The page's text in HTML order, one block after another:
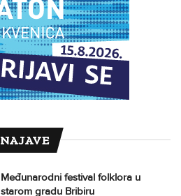
NAJAVE
Međunarodni festival folklora u
starom gradu Bribiru